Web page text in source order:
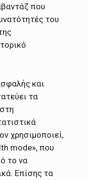
που
του
και
τα
χρησιμοποιεί,
mode», που
το να
Επίσης τα